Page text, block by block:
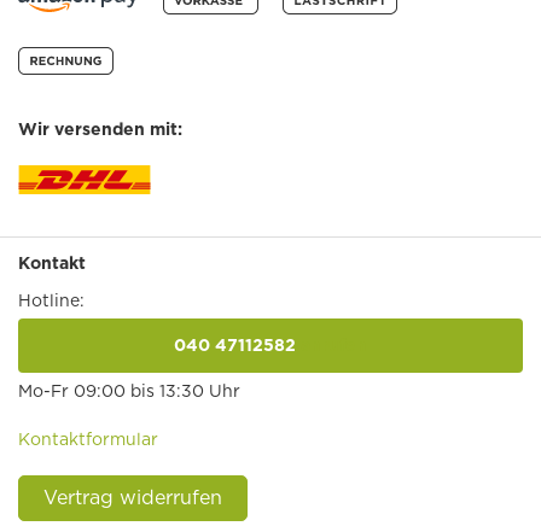
Wir versenden mit:
Kontakt
Hotline:
040 47112582
Mo-Fr 09:00 bis 13:30 Uhr
Kontaktformular
Vertrag widerrufen